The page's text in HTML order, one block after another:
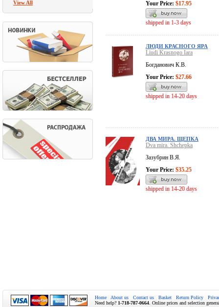
View All
Your Price: $17.95
shipped in 1-3 days
ЛЮДИ КРАСНОГО ЯРА
Liudi Krasnogo Iara
Богданович К.В.
Your Price: $27.66
shipped in 14-20 days
ДВА МИРА. ЩЕПКА
Dva mira. Shchepka
Зазубрин В.Я.
Your Price: $35.25
shipped in 14-20 days
Home About us Contact us Basket Return Policy
Need help? 1-718-787-0664 . Online prices and selection